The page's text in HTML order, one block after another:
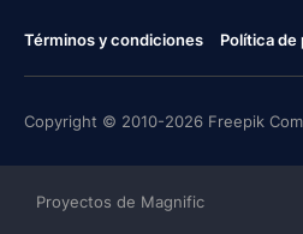
Términos y condiciones Política de
Copyright © 2010-2026 Freepik
Proyectos de Magnific